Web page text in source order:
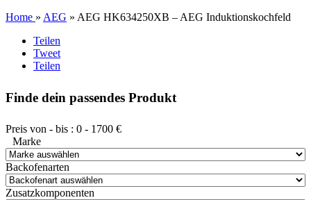
Home » AEG » AEG HK634250XB – AEG Induktionskochfeld
Teilen
Tweet
Teilen
Finde dein passendes Produkt
Preis von - bis : 0 - 1700 €
Marke
Backofenarten
Zusatzkomponenten